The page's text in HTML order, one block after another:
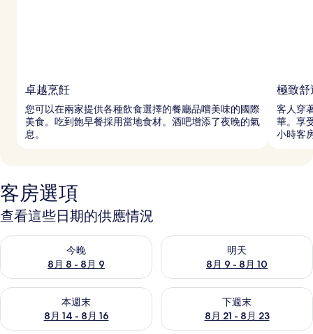
卓越烹飪
您可以在兩家提供各種飲食選擇的餐廳品嚐美味的國際
美食。吃到飽早餐採用當地食材。酒吧增添了夜晚的氣
息。
極致舒
客人穿
華。享
小時客
客房選項
查看這些日期的供應情況
今晚
8月 8 - 8月 9
查看今晚 (8月 8 - 8月 9) 的供應情況
明天
8月 9 - 8月 10
查看明天 (8月 9 - 8月 10) 的供
本週末
8月 14 - 8月 16
查看本週末 (8月 14 - 8月 16) 的供應情況
下週末
8月 21 - 8月 23
查看下週末 (8月 21 - 8月 23)